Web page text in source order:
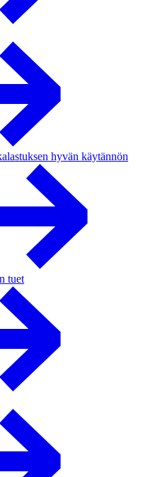
hyvän käytännön
tuet